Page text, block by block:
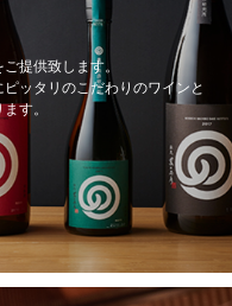
提供致します。
ッタリのこだわりのワインと
す。